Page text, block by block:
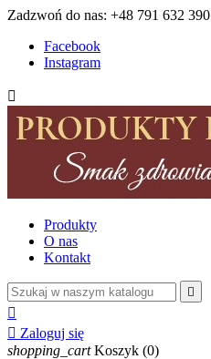
Zadzwoń do nas: +48 791 632 390
Facebook
Instagram

Produkty
O nas
Kontakt


 Zaloguj się
shopping_cart Koszyk (0)